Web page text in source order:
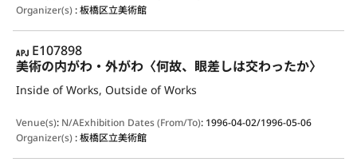
Organizer(s):板橋区立美術館
APJ
E107898
美術の内がわ・外がわ〈何故、眼差しは交わったか〉
Inside of Works, Outside of Works
Venue(s): N/AExhibition Dates (From/To): 1996-04-02/1996-05-06
Organizer(s):板橋区立美術館